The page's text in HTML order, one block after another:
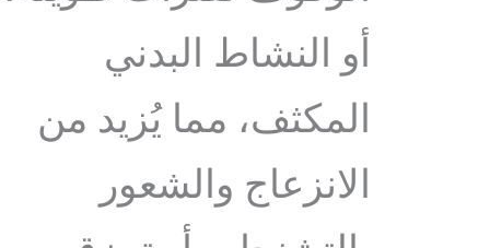
أو النشاط البدني
المكثف، مما يُزيد من
الانزعاج والشعور